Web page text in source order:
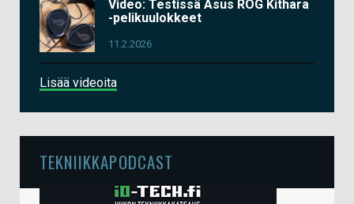
Video: Testissä Asus ROG Kithara
-pelikuulokkeet
11.2.2026
Lisää videoita
TEKNIIKKAPODCAST